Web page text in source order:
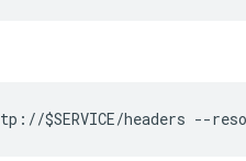
headers --